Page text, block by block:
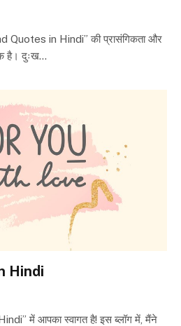
Quotes in Hindi” की प्रासंगिकता और
है। दुःख…
Hindi
में आपका स्वागत है! इस ब्लॉग में, मैंने